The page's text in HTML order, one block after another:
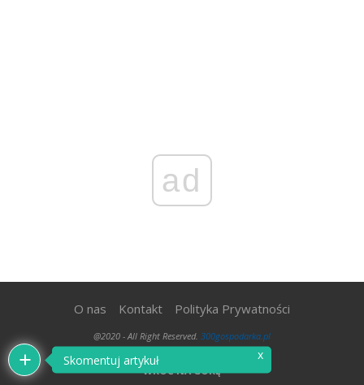
ad
O nas Kontakt Polityka Prywatności
@2020 - All Right Reserved. 300gospodarka.pl
WRÓĆ NA GÓRĘ
Skomentuj artykuł x